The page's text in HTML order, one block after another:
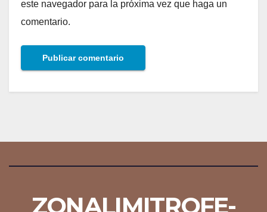
este navegador para la próxima vez que haga un
comentario.
ZONALIMITROFE-